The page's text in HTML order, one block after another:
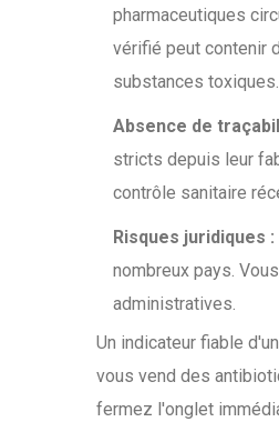
pharmaceutiques
vérifié peut contenir
substances toxiques.
Absence de
stricts depuis leur
contrôle sanitaire
Risques juridiques :
nombreux pays.
administratives.
Un indicateur fiable
vous vend des
fermez l'onglet